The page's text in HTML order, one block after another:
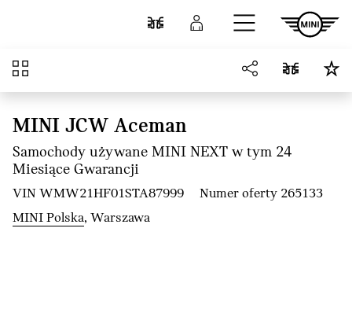
Przejdź do głównej treści
Porównaj Zaloguj się
Przegląd
MINI JCW Aceman
Samochody używane MINI NEXT w tym 24
Miesiące Gwarancji
VIN WMW21HF01STA87999
Numer oferty 265133
MINI Polska, Warszawa